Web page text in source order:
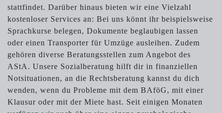
stattfindet. Darüber hinaus bieten wir eine Vielzahl
kostenloser Services an: Bei uns könnt ihr beispielsweise
Sprachkurse belegen, Dokumente beglaubigen lassen
oder einen Transporter für Umzüge ausleihen. Zudem
gehören diverse Beratungsstellen zum Angebot des
AStA. Unsere Sozialberatung hilft dir in finanziellen
Notsituationen, an die Rechtsberatung kannst du dich
wenden, wenn du Probleme mit dem BAföG, mit einer
Klausur oder mit der Miete hast. Seit einigen Monaten